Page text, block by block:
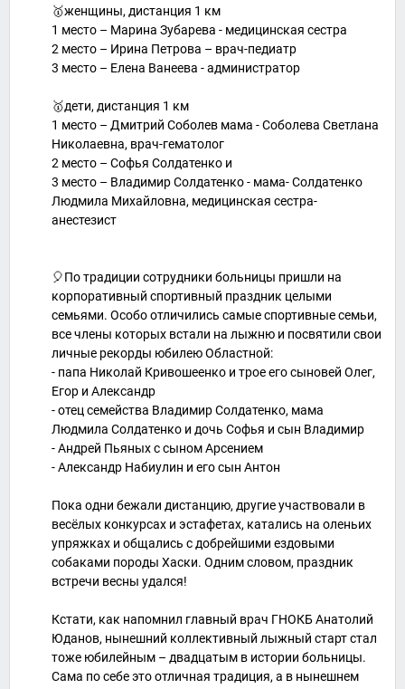
🥇женщины, дистанция 1 км
1 место – Марина Зубарева - медицинская сестра
2 место – Ирина Петрова – врач-педиатр
3 место – Елена Ванеева - администратор
🥇дети, дистанция 1 км
1 место – Дмитрий Соболев мама - Соболева Светлана
Николаевна, врач-гематолог
2 место – Софья Солдатенко и
3 место – Владимир Солдатенко - мама- Солдатенко
Людмила Михайловна, медицинская сестра-
анестезист
🎈По традиции сотрудники больницы пришли на
корпоративный спортивный праздник целыми
семьями. Особо отличились самые спортивные семьи,
все члены которых встали на лыжню и посвятили свои
личные рекорды юбилею Областной:
- папа Николай Кривошеенко и трое его сыновей Олег,
Егор и Александр
- отец семейства Владимир Солдатенко, мама
Людмила Солдатенко и дочь Софья и сын Владимир
- Андрей Пьяных с сыном Арсением
- Александр Набиулин и его сын Антон
Пока одни бежали дистанцию, другие участвовали в
весёлых конкурсах и эстафетах, катались на оленьих
упряжках и общались с добрейшими ездовыми
собаками породы Хаски. Одним словом, праздник
встречи весны удался!
Кстати, как напомнил главный врач ГНОКБ Анатолий
Юданов, нынешний коллективный лыжный старт стал
тоже юбилейным – двадцатым в истории больницы.
Сама по себе это отличная традиция, а в нынешнем